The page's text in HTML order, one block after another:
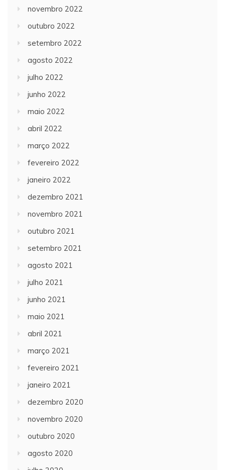
novembro 2022
outubro 2022
setembro 2022
agosto 2022
julho 2022
junho 2022
maio 2022
abril 2022
março 2022
fevereiro 2022
janeiro 2022
dezembro 2021
novembro 2021
outubro 2021
setembro 2021
agosto 2021
julho 2021
junho 2021
maio 2021
abril 2021
março 2021
fevereiro 2021
janeiro 2021
dezembro 2020
novembro 2020
outubro 2020
agosto 2020